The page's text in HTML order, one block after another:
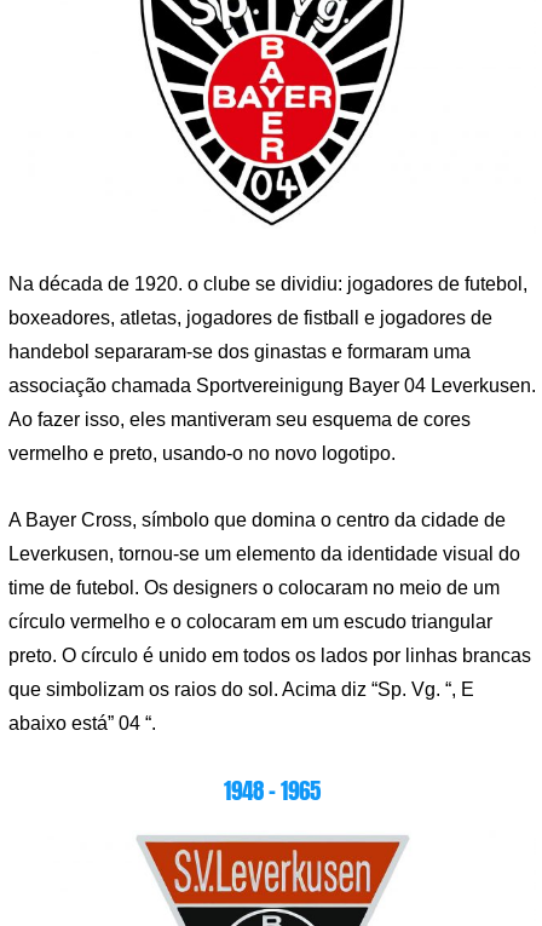
Na década de 1920. o clube se dividiu: jogadores de futebol,
boxeadores, atletas, jogadores de fistball e jogadores de
handebol separaram-se dos ginastas e formaram uma
associação chamada Sportvereinigung Bayer 04 Leverkusen.
Ao fazer isso, eles mantiveram seu esquema de cores
vermelho e preto, usando-o no novo logotipo.
A Bayer Cross, símbolo que domina o centro da cidade de
Leverkusen, tornou-se um elemento da identidade visual do
time de futebol. Os designers o colocaram no meio de um
círculo vermelho e o colocaram em um escudo triangular
preto. O círculo é unido em todos os lados por linhas brancas
que simbolizam os raios do sol. Acima diz “Sp. Vg. “, E
abaixo está” 04 “.
1948 – 1965